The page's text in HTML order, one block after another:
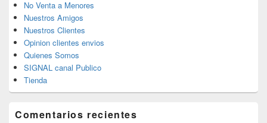
No Venta a Menores
Nuestros Amigos
Nuestros Clientes
Opinion clientes envios
Quienes Somos
SIGNAL canal Publico
Tienda
Comentarios recientes